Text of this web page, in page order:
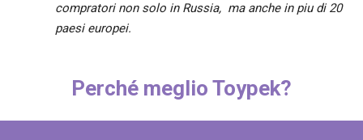
compratori non solo in Russia, ma anche in piu di 20
paesi europei.
Perché meglio Toypek?